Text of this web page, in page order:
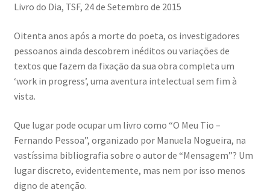
Livro do Dia, TSF, 24 de Setembro de 2015
Oitenta anos após a morte do poeta, os investigadores
pessoanos ainda descobrem inéditos ou variações de
textos que fazem da fixação da sua obra completa um
‘work in progress’, uma aventura intelectual sem fim à
vista.
Que lugar pode ocupar um livro como “O Meu Tio –
Fernando Pessoa”, organizado por Manuela Nogueira, na
vastíssima bibliografia sobre o autor de “Mensagem”? Um
lugar discreto, evidentemente, mas nem por isso menos
digno de atenção.